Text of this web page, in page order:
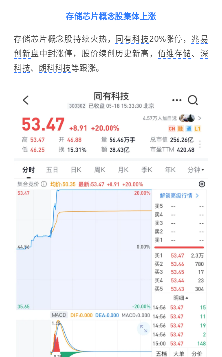
存储芯片概念股集体上涨
存储芯片概念股持续火热， 同有科技20%涨停， 兆易
创新盘中封涨停，股价续创历史新高，佰维存储、 深
科技、 朗科科技等跟涨。